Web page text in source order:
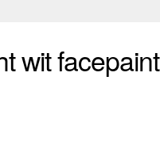
wit